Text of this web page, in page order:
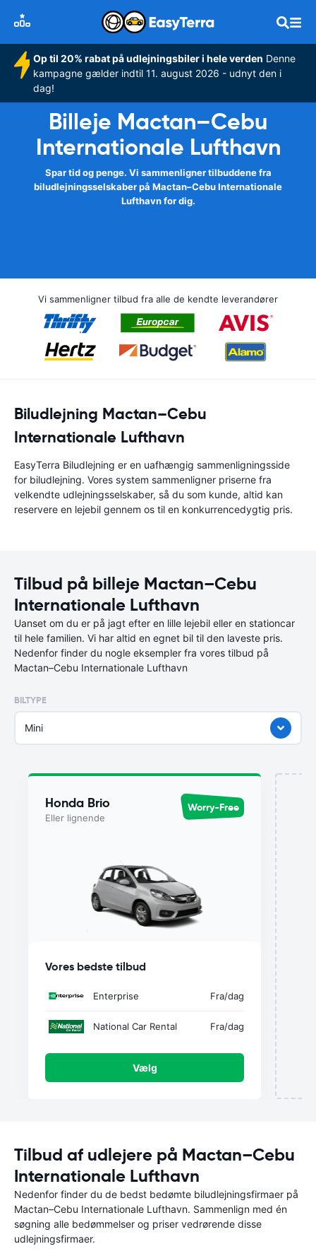
Op til 20% rabat på udlejningsbiler i hele verden Denne
kampagne gælder indtil 11. august 2026 - udnyt den i
dag!
Billeje Mactan–Cebu
Internationale Lufthavn
Spar tid og penge. Vi sammenligner tilbuddene fra
biludlejningsselskaber på Mactan–Cebu Internationale
Lufthavn for dig.
Vi sammenligner tilbud fra alle de kendte leverandører
Biludlejning Mactan–Cebu
Internationale Lufthavn
EasyTerra Biludlejning er en uafhængig sammenligningsside
for biludlejning. Vores system sammenligner priserne fra
velkendte udlejningsselskaber, så du som kunde, altid kan
reservere en lejebil gennem os til en konkurrencedygtig pris.
Tilbud på billeje Mactan–Cebu
Internationale Lufthavn
Uanset om du er på jagt efter en lille lejebil eller en stationcar
til hele familien. Vi har altid en egnet bil til den laveste pris.
Nedenfor finder du nogle eksempler fra vores tilbud på
Mactan–Cebu Internationale Lufthavn
BILTYPE
Mini
Honda Brio
Eller lignende
Worry-Free
Vores bedste tilbud
Enterprise Fra/dag
National Car Rental Fra/dag
Vælg
Tilbud af udlejere på Mactan–Cebu
Internationale Lufthavn
Nedenfor finder du de bedst bedømte biludlejningsfirmaer på
Mactan–Cebu Internationale Lufthavn. Sammenlign med én
søgning alle bedømmelser og priser vedrørende disse
udlejningsfirmaer.